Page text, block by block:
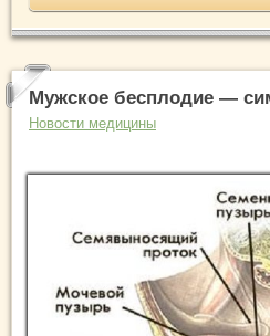
Мужское бесплодие —
Новости медицины